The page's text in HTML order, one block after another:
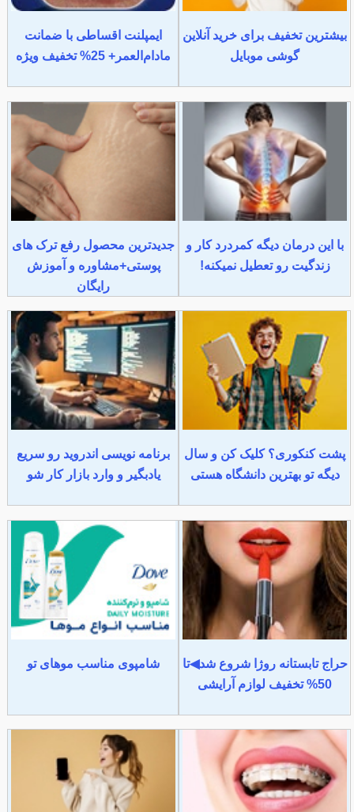
بیشترین تخفیف برای خرید آنلاین
گوشی موبایل
ایمپلنت اقساطی با ضمانت
مادام‌العمر+ 25% تخفیف ویژه
با این درمان دیگه کمردرد کار و
زندگیت رو تعطیل نمیکنه!
جدیدترین محصول رفع ترک های
پوستی+مشاوره و آموزش
رایگان
پشت کنکوری؟ کلیک کن و سال
دیگه تو بهترین دانشگاه هستی
برنامه نویسی اندروید رو سریع
یادبگیر و وارد بازار کار شو
حراج تابستانه روژا شروع شد◀تا
50% تخفیف لوازم آرایشی
شامپوی مناسب موهای تو